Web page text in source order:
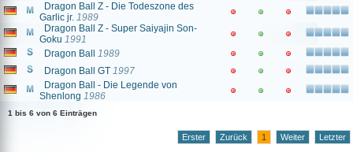
Dragon Ball Z - Die Todeszone des
Garlic jr. 1989
Dragon Ball Z - Super Saiyajin Son-
Goku 1991
Dragon Ball
1989
Dragon Ball GT 1997
Dragon Ball - Die Legende von
Shenlong 1986
1 bis 6 von 6 Einträgen
Erster Zurück 1 Weiter Letzter